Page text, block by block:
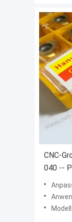
CNC-
040 --
für